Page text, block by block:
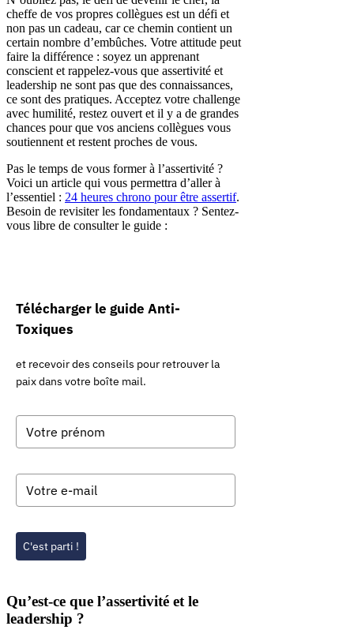
cheffe de vos propres collègues est un défi et
non pas un cadeau, car ce chemin contient un
certain nombre d’embûches. Votre attitude peut
faire la différence : soyez un apprenant
conscient et rappelez-vous que assertivité et
leadership ne sont pas que des connaissances,
ce sont des pratiques. Acceptez votre challenge
avec humilité, restez ouvert et il y a de grandes
chances pour que vos anciens collègues vous
soutiennent et restent proches de vous.
Pas le temps de vous former à l’assertivité ?
Voici un article qui vous permettra d’aller à
l’essentiel : 24 heures chrono pour être assertif.
Besoin de revisiter les fondamentaux ? Sentez-
vous libre de consulter le guide :
Télécharger le guide Anti-
Toxiques
et recevoir des conseils pour retrouver la
paix dans votre boîte mail.
C'est parti !
Qu’est-ce que l’assertivité et le
leadership ?